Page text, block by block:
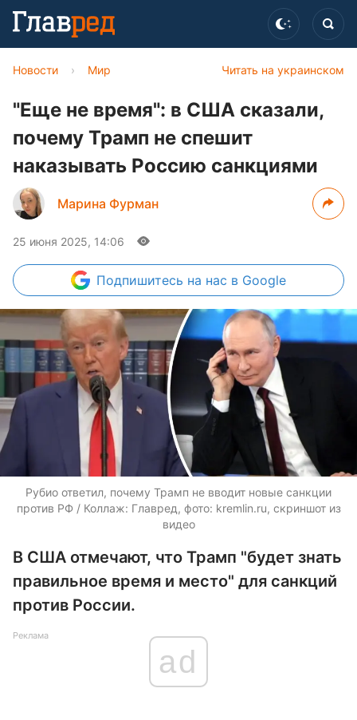
Читать на украинском
Новости › Мир
"Еще не время": в США сказали,
почему Трамп не спешит
наказывать Россию санкциями
Марина Фурман
25 июня 2025, 14:06
Подпишитесь на нас в Google
Рубио ответил, почему Трамп не вводит новые санкции
против РФ / Коллаж: Главред, фото: kremlin.ru, скриншот из
видео
В США отмечают, что Трамп "будет знать
правильное время и место" для санкций
против России.
Реклама
ad